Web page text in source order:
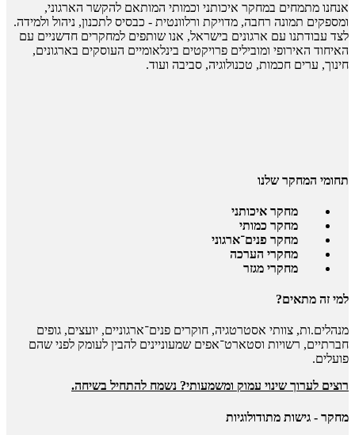
אנחנו מתמחים במחקר איכותני וכמותי המותאם להקשר הארגוני,
ומספקים תמונה רחבה, מדויקת ורלוונטית - כבסיס לתכנון, ניהול ולמידה.
לצד עבודתנו עם ארגונים בישראל, אנו שותפים למחקרים חדשניים עם
האיחוד האירופי ומובילים פרויקטים בינלאומיים העוסקים בארגונים,
חינוך, ערים חכמות, טכנולוגיה, סביבה ועוד.
תחומי המחקר שלנו
מחקר איכותני
מחקר כמותי
מחקר פנים־ארגוני
מחקרי הערכה
מחקרי מגזר
למי זה מתאים?
מנהלים.ות, צוותי אסטרטגיה, חוקרים פנים־ארגוניים, יועצים, גופים
חברתיים, רשויות וסטארט־אפים שמעוניינים להבין לעומק לפני שהם
פועלים.
רוצים לערוך שינוי עמוק ומשמעותי? נשמח להתחיל בשיחה.
מחקר - גישות מתודולוגיות